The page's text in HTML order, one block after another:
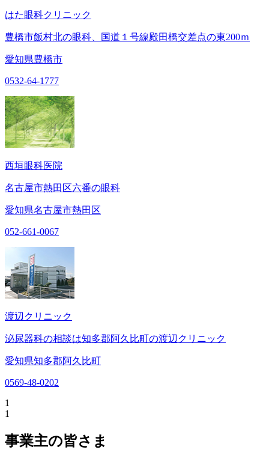
はた眼科クリニック
豊橋市飯村北の眼科、国道１号線殿田橋交差点の東200ｍ
愛知県豊橋市
0532-64-1777
西垣眼科医院
名古屋市熱田区六番の眼科
愛知県名古屋市熱田区
052-661-0067
渡辺クリニック
泌尿器科の相談は知多郡阿久比町の渡辺クリニック
愛知県知多郡阿久比町
0569-48-0202
1
1
事業主の皆さま